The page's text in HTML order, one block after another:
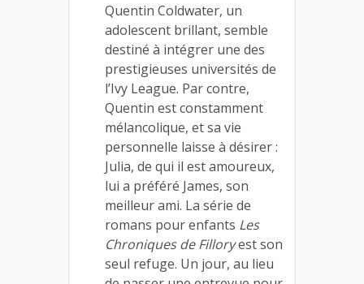
Quentin Coldwater, un
adolescent brillant, semble
destiné à intégrer une des
prestigieuses universités de
l’Ivy League. Par contre,
Quentin est constamment
mélancolique, et sa vie
personnelle laisse à désirer :
Julia, de qui il est amoureux,
lui a préféré James, son
meilleur ami. La série de
romans pour enfants Les
Chroniques de Filloryest son
seul refuge. Un jour, au lieu